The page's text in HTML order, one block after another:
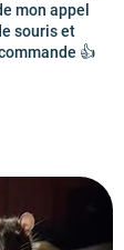
mon appel
souris et
👍